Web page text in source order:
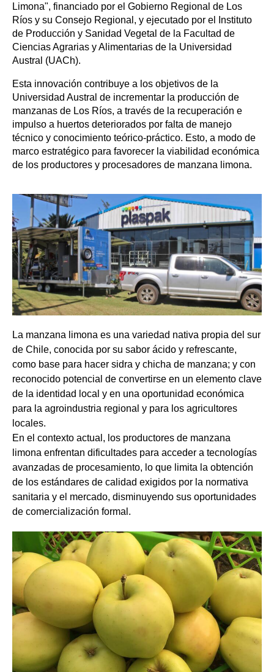
Limona", financiado por el Gobierno Regional de Los
Ríos y su Consejo Regional, y ejecutado por el Instituto
de Producción y Sanidad Vegetal de la Facultad de
Ciencias Agrarias y Alimentarias de la Universidad
Austral (UACh).
Esta innovación contribuye a los objetivos de la
Universidad Austral de incrementar la producción de
manzanas de Los Ríos, a través de la recuperación e
impulso a huertos deteriorados por falta de manejo
técnico y conocimiento teórico-práctico. Esto, a modo de
marco estratégico para favorecer la viabilidad económica
de los productores y procesadores de manzana limona.
La manzana limona es una variedad nativa propia del sur
de Chile, conocida por su sabor ácido y refrescante,
como base para hacer sidra y chicha de manzana; y con
reconocido potencial de convertirse en un elemento clave
de la identidad local y en una oportunidad económica
para la agroindustria regional y para los agricultores
locales.
En el contexto actual, los productores de manzana
limona enfrentan dificultades para acceder a tecnologías
avanzadas de procesamiento, lo que limita la obtención
de los estándares de calidad exigidos por la normativa
sanitaria y el mercado, disminuyendo sus oportunidades
de comercialización formal.